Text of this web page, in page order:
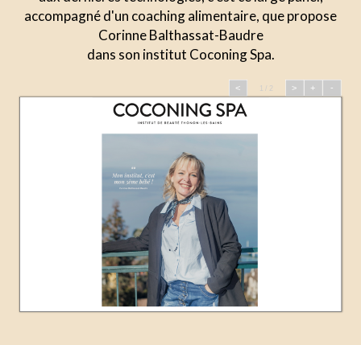
accompagné d'un coaching alimentaire, que propose
Corinne Balthassat-Baudre
dans son institut Coconing Spa.
< 1 / 2 > + -